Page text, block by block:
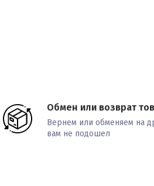
Обмен или возврат
Вернем или обменяем на
вам не подошел